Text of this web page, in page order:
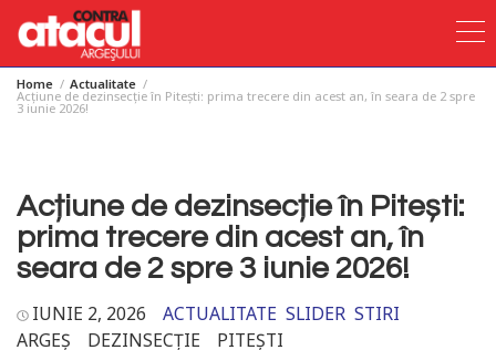
SkipHome Actualitate
Acțiune de dezinsecție în Pitești: prima trecere din acest an, în seara de 2 spre
3 iunie 2026!
Acțiune de dezinsecție în Pitești:
prima trecere din acest an, în
seara de 2 spre 3 iunie 2026!
IUNIE 2, 2026 ACTUALITATE SLIDER STIRI
ARGEȘ
DEZINSECȚIE PITEȘTI